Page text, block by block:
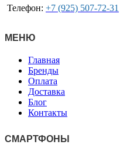
Телефон: +7 (925) 507-72-31
МЕНЮ
Главная
Бренды
Оплата
Доставка
Блог
Контакты
СМАРТФОНЫ